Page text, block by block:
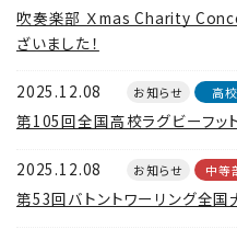
吹奏楽部 Ｘmas Charity
ざいました！
2025.12.08 お知らせ 高校
第105回全国高校ラグビーフ
2025.12.08 お知らせ 中等
第53回バトントワーリング全